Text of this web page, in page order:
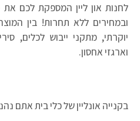
לחנות און ליין המספקת לכם
ובמחירים ללא תחרות! בין
יוקרתי, מתקני ייבוש לכלים,
וארגזי אחסון.
בקנייה אונליין של כלי בית אתם